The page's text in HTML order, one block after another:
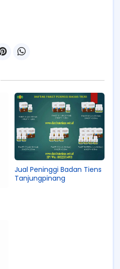
Jual Peninggi Badan Tiens
Tanjungpinang